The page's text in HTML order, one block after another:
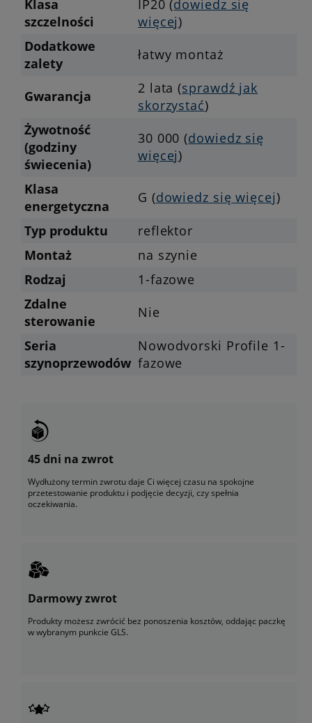
Klasa
szczelności
IP20 (dowiedz się
więcej)
Dodatkowe
zalety
łatwy montaż
Gwarancja 2 lata (sprawdź jak
skorzystać)
Żywotność
(godziny
świecenia)
30 000 (dowiedz się
więcej)
Klasa
energetyczna
G (dowiedz się więcej)
Typ produktu
reflektor
Montaż
na szynie
Rodzaj
1-fazowe
Zdalne
sterowanie
Nie
Seria
szynoprzewodów
Nowodvorski Profile 1-
fazowe
45 dni na zwrot
Wydłużony termin zwrotu daje Ci więcej czasu na spokojne
przetestowanie produktu i podjęcie decyzji, czy spełnia
oczekiwania.
Darmowy zwrot
Produkty możesz zwrócić bez ponoszenia kosztów, oddając paczkę
w wybranym punkcie GLS.